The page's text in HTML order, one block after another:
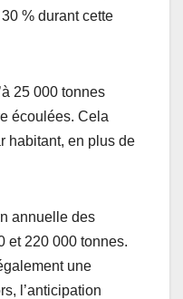
% durant cette
25 000 tonnes
écoulées. Cela
habitant, en plus de
annuelle des
et 220 000 tonnes.
une
l’anticipation